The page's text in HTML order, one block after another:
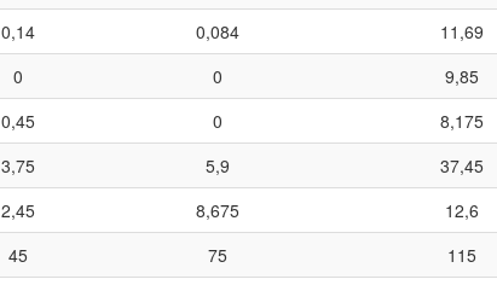
0,14 0,084 11,69
0 0 9,85
0,45 0 8,175
3,75 5,9 37,45
2,45 8,675 12,6
45 75 115